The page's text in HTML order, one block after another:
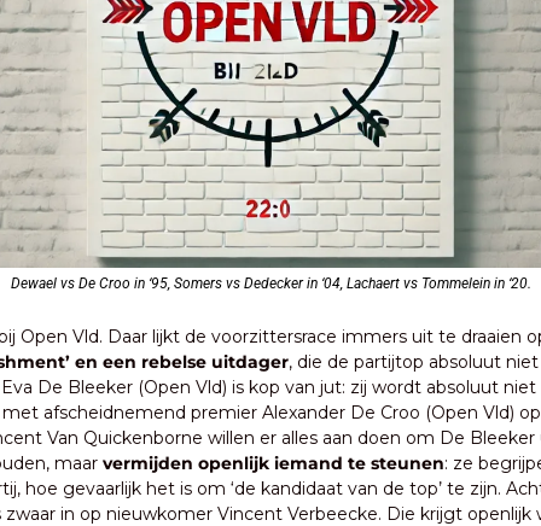
Dewael vs De Croo in ‘95, Somers vs Dedecker in ‘04, Lachaert vs Tommelein in ‘20.
Open Vld. Daar lijkt de voorzittersrace immers uit te draaien
en een rebelse uitdager, die de partijtop absoluut
De Bleeker (Open Vld) is kop van jut: zij wordt absoluut
afscheidnemend premier Alexander De Croo (Open Vld)
Van Quickenborne willen er alles aan doen om De Bleeker
maar vermijden openlijk iemand te steunen: ze
hoe gevaarlijk het is om ‘de kandidaat van de top’ te zijn.
in op nieuwkomer Vincent Verbeecke. Die krijgt openlijk